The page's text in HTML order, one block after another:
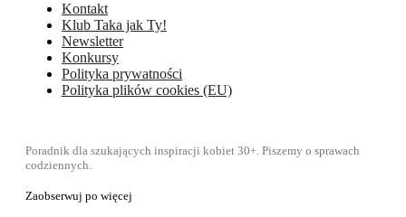
Kontakt
Klub Taka jak Ty!
Newsletter
Konkursy
Polityka prywatności
Polityka plików cookies (EU)
Poradnik dla szukających inspiracji kobiet 30+. Piszemy o sprawach
codziennych.
Zaobserwuj po więcej